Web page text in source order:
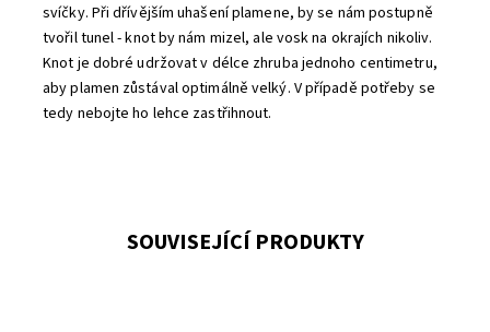
svíčky. Při dřívějším uhašení plamene, by se nám postupně
tvořil tunel - knot by nám mizel, ale vosk na okrajích nikoliv.
Knot je dobré udržovat v délce zhruba jednoho centimetru,
aby plamen zůstával optimálně velký. V případě potřeby se
tedy nebojte ho lehce zastřihnout.
SOUVISEJÍCÍ PRODUKTY